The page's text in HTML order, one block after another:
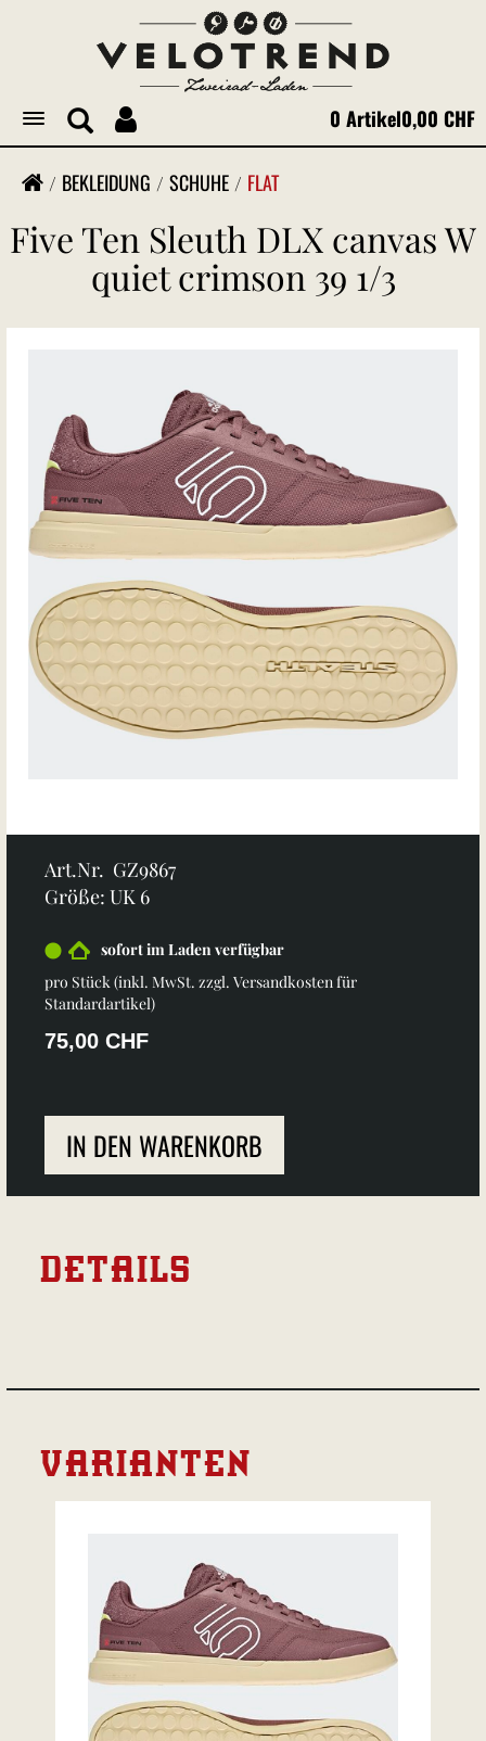
Toggle
navigation
0 Artikel0,00 CHF
BEKLEIDUNG SCHUHE FLAT
Five Ten Sleuth DLX canvas W
quiet crimson 39 1/3
Art.Nr. GZ9867
Größe: UK 6
sofort im Laden verfügbar
pro Stück (inkl. MwSt. zzgl. Versandkosten für
Standardartikel)
75,00 CHF
IN DEN WARENKORB
DETAILS
VARIANTEN